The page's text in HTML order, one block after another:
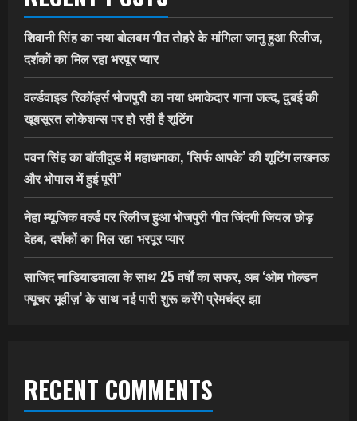
शिवानी सिंह का नया बोलबम गीत तोहरे के मांगिला जानु हुआ रिलीज,
दर्शकों का मिल रहा भरपूर प्यार
वर्ल्डवाइड रिकॉर्ड्स भोजपुरी का नया धमाकेदार गाना जल्द, दुबई की
खूबसूरत लोकेशन्स पर हो रही है शूटिंग
पवन सिंह का बॉलीवुड में महाधमाका, ‘सिर्फ आपके’ की शूटिंग लखनऊ
और भोपाल में हुई पूरी”
नेहा म्यूजिक वर्ल्ड पर रिलीज हुआ भोजपुरी गीत जिंदगी जियल छोड़
देहब, दर्शकों का मिल रहा भरपूर प्यार
साजिद नाडियाडवाला के साथ 25 वर्षों का सफर, अब ‘ओम गोल्डन
फ्यूचर मूवीज़’ के साथ नई पारी शुरू करेंगे प्रेमचंद्र झा
RECENT COMMENTS